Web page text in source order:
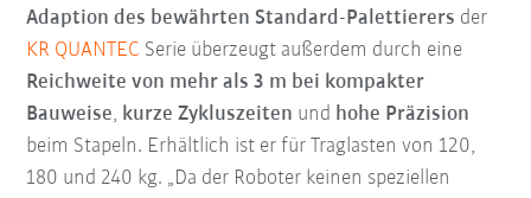
Adaption des bewährten Standard-Palettierers der
KR QUANTEC Serie überzeugt außerdem durch eine
Reichweite von mehr als 3 m bei kompakter
Bauweise, kurze Zykluszeiten und hohe Präzision
beim Stapeln. Erhältlich ist er für Traglasten von 120,
180 und 240 kg. „Da der Roboter keinen speziellen